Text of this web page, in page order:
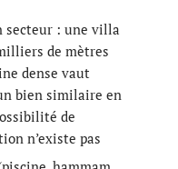
secteur : une villa
de mètres
dense vaut
bien similaire en
de
n’existe pas